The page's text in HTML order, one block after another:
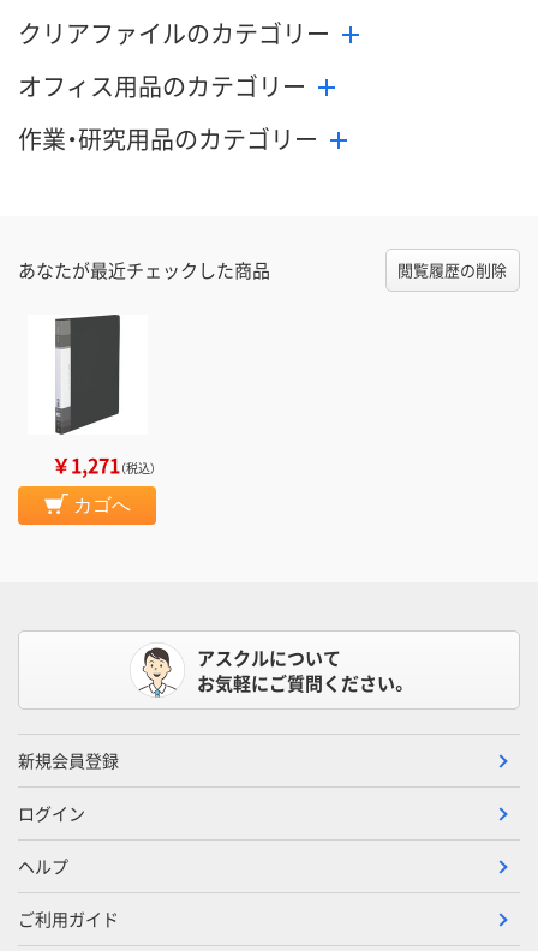
クリアファイルのカテゴリー
オフィス用品のカテゴリー
作業・研究用品のカテゴリー
あなたが最近チェックした商品 閲覧履歴の削除
￥1,271（税込）
カゴへ
アスクルについて
お気軽にご質問ください。
新規会員登録
ログイン
ヘルプ
ご利用ガイド